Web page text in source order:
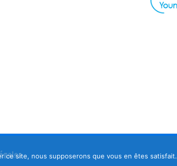
ce site, nous supposerons que vous en êtes satisfait.